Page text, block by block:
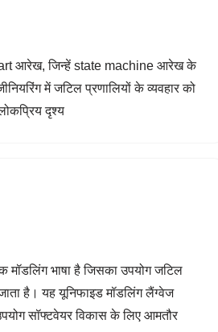
आरेख, जिन्हें state machine आरेख के
में जटिल प्रणालियों के व्यवहार को
दृश्य
भाषा है जिसका उपयोग जटिल
है। यह यूनिफाइड मॉडलिंग लैंग्वेज
सॉफ्टवेयर विकास के लिए आमतौर